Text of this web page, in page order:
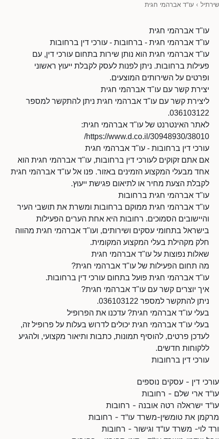
שירתיל › עו"ד אברהמי חגית
עו"ד אברהמי חגית
עו"ד אברהמי חגית - ברחובות - עורכי דין ברחובות
עו"ד אברהמי חגית הוא נותן שירות בתחום עורכי דין, עם
פעילות ברחובות. ניתן לפנות לעסק לקבלת ייעוץ ראשוני
ופרטים על השירותים המוצעים.
יצירת קשר עם עו"ד אברהמי חגית
ליצירת קשר עם עו"ד אברהמי חגית ניתן להתקשר למספר
036103122.
לאתר האינטרנט של עו"ד אברהמי חגית:
https://www.d.co.il/30948930/38010/
עורכי דין ברחובות - עו"ד אברהמי חגית
אם אתם זקוקים לעורכי דין ברחובות, עו"ד אברהמי חגית הוא
אחד מבעלי המקצוע הזמינים באזור. פנו אל עו"ד אברהמי חגית
לקבלת הצעת מחיר או לתיאום פגישת ייעוץ.
עו"ד אברהמי חגית ברחובות
עו"ד אברהמי חגית ממוקם ברחובות ומשרת את תושבי העיר
והיישובים הסמוכים. רחובות היא אחת הערים הפעילות
בישראל בתחומי עסקים ושירותים, ועו"ד אברהמי חגית מהווה
חלק מקהילת בעלי המקצוע המקומית.
שאלות נפוצות על עו"ד אברהמי חגית
מה תחום הפעילות של עו"ד אברהמי חגית?
עו"ד אברהמי חגית פועל בתחום עורכי דין ברחובות.
איך יוצרים קשר עם עו"ד אברהמי חגית?
ניתן להתקשר למספר 036103122.
בעלי עו"ד אברהמי חגית? עדכנו את הפרופיל
בעלי עו"ד אברהמי חגית יכולים לדרוש בעלות על פרופיל זה,
לעדכן פרטים, להוסיף תמונות, כתבות ותיאור מקצועי, ולהגיע
ללקוחות חדשים.
עורכי דין ברחובות
עורכי דין - עסקים נוספים
עו"ד ארי שלם - רחובות
עו"ד ישראלה רטה אובנה - רחובות
מרקמן את טומשין-משרד עו"ד - רחובות
ורד לוי- משרד עו"ד וגישור - רחובות